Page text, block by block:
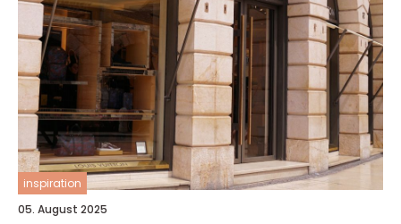
inspiration
05. August 2025